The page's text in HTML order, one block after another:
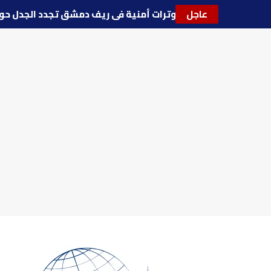
عاجل 🔵توترات أمنية في ريف دمشق تجدد